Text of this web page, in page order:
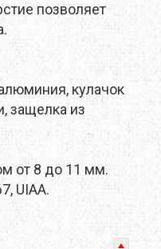
позволяет
кулачок
защелка из
от 8 до 11 мм.
UIAA.